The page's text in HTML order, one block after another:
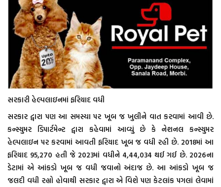
સરકારી હેલ્પલાઇનમાં ફરિયાદ વધી
સરકાર દ્વારા પણ આ સમસ્યા પર ખૂબ જ ખુલીને વાત કરવામાં આવી છે.
કન્સ્યુમર ડિપાર્ટમેન્ટ દ્વારા કહેવામાં આવ્યું છે કે નેશનલ કન્સ્યુમર
હેલ્પલાઇન પર કરવામાં આવતી ફરિયાદ ખૂબ જ વધી રહી છે. 2018માં આ
ફરિયાદ 95,270 હતી જે 2023માં વધીને 4,44,034 થઈ ગઈ છે. 2026ના
ડેટામાં એ આંકડો ખૂબ જ વધી જવાનો અંદાજ છે. આ આંકડો ખૂબ જ
જલદી વધી રહ્યો હોવાથી સરકાર દ્વારા એ વિશે પણ કેટલાંક પગલાં લેવામાં